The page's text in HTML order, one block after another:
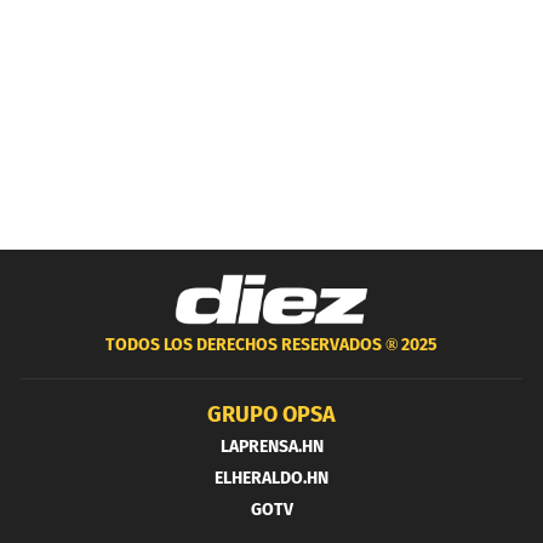
TODOS LOS DERECHOS RESERVADOS ®2025
GRUPO OPSA
LAPRENSA.HN
ELHERALDO.HN
GOTV